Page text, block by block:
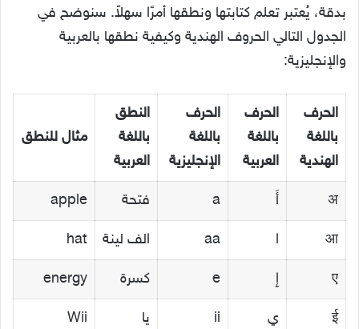
بدقة، يُعتبر تعلم كتابتها ونطقها أمرًا سهلاً. سنوضح في
الجدول التالي الحروف الهندية وكيفية نطقها بالعربية
والإنجليزية:
الحرف
باللغة
الهندية
الحرف
باللغة
العربية
الحرف
باللغة
الإنجليزية
النطق
باللغة
العربية
مثال للنطق
अ أَ a فتحة apple
आ ا aa الف لينة hat
ए إِ e كسرة energy
ई ي ii يا Wii